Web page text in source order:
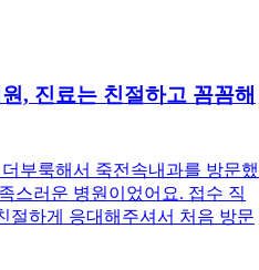
, 진료는 친절하고 꼼꼼해
부룩해서 죽전속내과를 방문했
스러운 병원이었어요. 접수 직
절하게 응대해주셔서 처음 방문